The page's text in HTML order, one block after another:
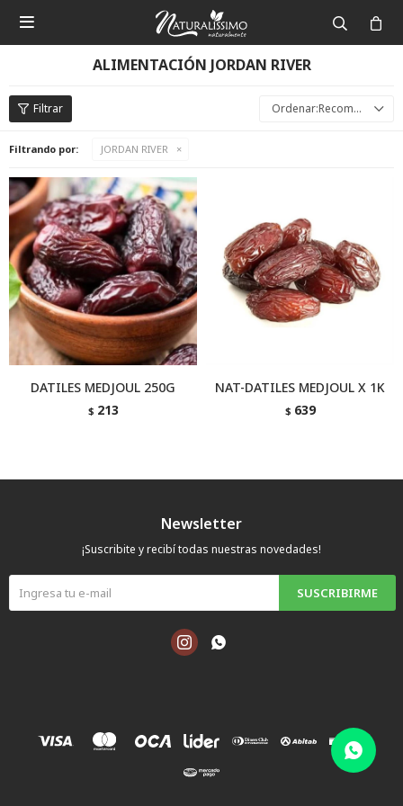

ALIMENTACIÓN JORDAN RIVER
Recomendados
Filtrando por: JORDAN RIVER
DATILES MEDJOUL 250G
$ 213
NAT-DATILES MEDJOUL X 1K
$ 639
Newsletter
¡Suscribite y recibí todas nuestras novedades!
SUSCRIBIRME
 